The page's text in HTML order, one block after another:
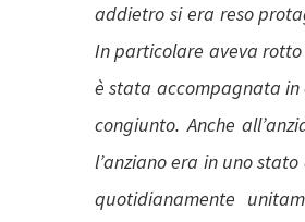
addietro si era reso
In particolare aveva
è stata accompagnata
congiunto. Anche
l’anziano era in uno
quotidianamente